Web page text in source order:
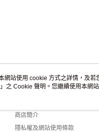
關於我們
商店簡介
隱私權及網站使用條款
網站使用 cookie 方式之詳情，及
」之 Cookie 聲明。您繼續使用本網